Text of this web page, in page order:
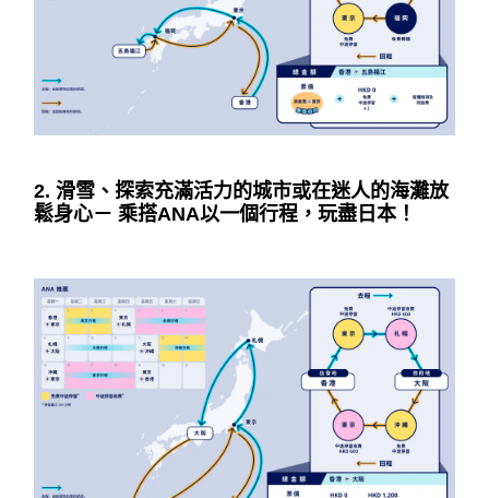
2. 滑雪、探索充滿活力的城市或在迷人的海灘放
鬆身心－ 乘搭ANA以一個行程，玩盡日本！